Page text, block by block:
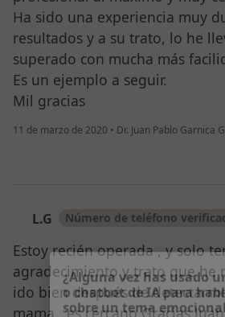
Ha sido una experiencia muy
resultados y a su trato, lo he
superado con mucha más
Es un ejemplo a seguir.
Mil gracias
11 de marzo de 2020 • Dr. Juan Pablo Garnica
L.G Número de teléfono
Estoy recién operada , y solo
agradecimiento y trato que he
ido bien después de
mama , es cercano Gracias
¿Alguna vez has usado
o chatbot de IA para